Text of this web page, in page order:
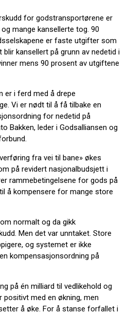
for godstransportørene er
mange kansellerte tog. 90
er faste utgifter som
kansellert på grunn av nedetid i
mens 90 prosent av utgiftene
er i ferd med å drepe
Vi er nødt til å få tilbake en
for nedetid på
Bakken, leder i Godsalliansen og
fra vei til bane» økes
på revidert nasjonalbudsjett i
rammebetingelsene for gods på
å kompensere for mange store
normalt og da gikk
Men det var unntaket. Store
og systemet er ikke
kompensasjonsordning på
på én milliard til vedlikehold og
positivt med en økning, men
å øke. For å stanse forfallet i